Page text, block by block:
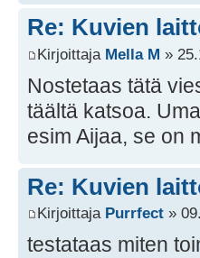
Re: Kuvien
Kirjoittaja Mella M »
Nostetaas tätä
täältä katsoa.
esim Aijaa, se on
Re: Kuvien
Kirjoittaja Purrfect »
testataas miten